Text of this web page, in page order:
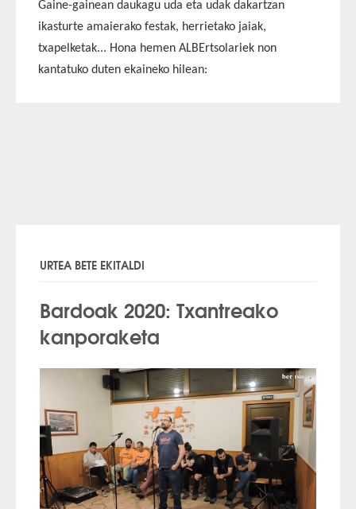
Gaine-gainean daukagu uda eta udak dakartzan
ikasturte amaierako festak, herrietako jaiak,
txapelketak... Hona hemen ALBErtsolariek non
kantatuko duten ekaineko hilean:
URTEA BETE EKITALDI
Bardoak 2020: Txantreako
kanporaketa